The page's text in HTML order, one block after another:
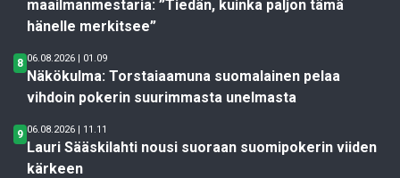
maailmanmestaria: ”Tiedän, kuinka paljon tämä
hänelle merkitsee”
8 06.08.2026 | 01.09
Näkökulma: Torstaiaamuna suomalainen pelaa
vihdoin pokerin suurimmasta unelmasta
9 06.08.2026 | 11.11
Lauri Sääskilahti nousi suoraan suomipokerin viiden
kärkeen